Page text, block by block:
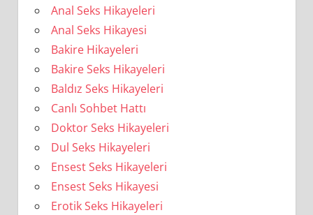
Anal Seks Hikayeleri
Anal Seks Hikayesi
Bakire Hikayeleri
Bakire Seks Hikayeleri
Baldız Seks Hikayeleri
Canlı Sohbet Hattı
Doktor Seks Hikayeleri
Dul Seks Hikayeleri
Ensest Seks Hikayeleri
Ensest Seks Hikayesi
Erotik Seks Hikayeleri